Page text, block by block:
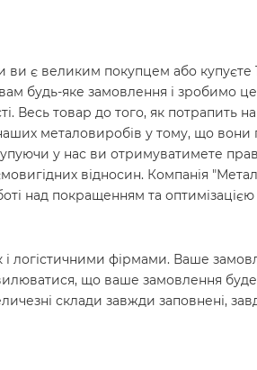
ви є великим покупцем або
будь-яке замовлення і зробимо це
Весь товар до того, як потрапить
металовиробів у тому, що вони
у нас ви отримуватимете
відносин. Компанія
над покращенням та оптимізацією
і логістичними фірмами. Ваше
що ваше замовлення
склади завжди заповнені,